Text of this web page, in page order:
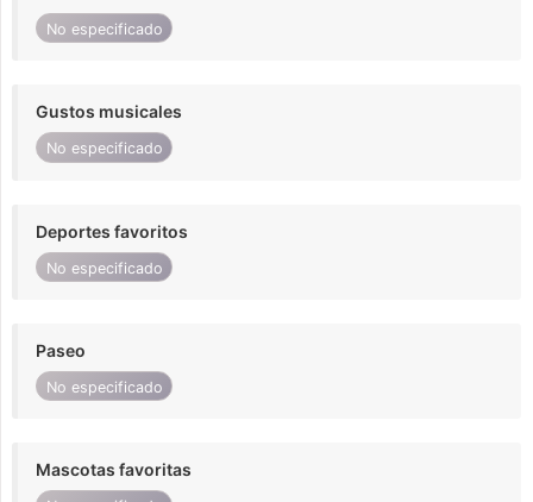
No especificado
Gustos musicales
No especificado
Deportes favoritos
No especificado
Paseo
No especificado
Mascotas favoritas